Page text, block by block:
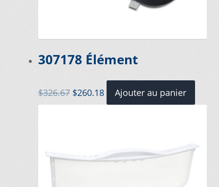
307178 Élément
$326.67 Le
prix
$260.18 Ajouter au panier